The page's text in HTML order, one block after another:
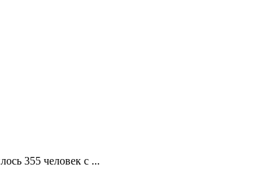
355 человек с ...